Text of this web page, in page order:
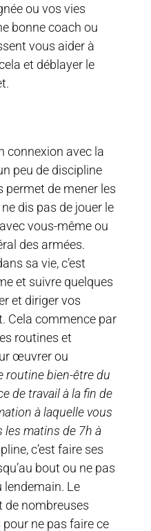
ou vos vies
bonne coach ou
vous aider à
et déblayer le
connexion avec la
peu de discipline
permet de mener les
dis pas de jouer le
vous-même ou
des armées.
sa vie, c’est
et suivre quelques
et diriger vos
Cela commence par
routines et
œuvrer ou
routine bien-être du
de travail à la fin de
à laquelle vous
matins de 7h à
c’est faire ses
bout ou ne pas
lendemain. Le
de nombreuses
ne pas faire ce